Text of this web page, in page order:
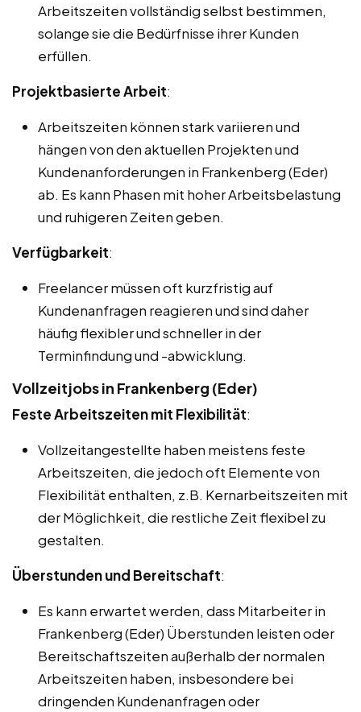
Arbeitszeiten vollständig selbst bestimmen,
solange sie die Bedürfnisse ihrer Kunden
erfüllen.
Projektbasierte Arbeit:
Arbeitszeiten können stark variieren und
hängen von den aktuellen Projekten und
Kundenanforderungen in Frankenberg (Eder)
ab. Es kann Phasen mit hoher Arbeitsbelastung
und ruhigeren Zeiten geben.
Verfügbarkeit:
Freelancer müssen oft kurzfristig auf
Kundenanfragen reagieren und sind daher
häufig flexibler und schneller in der
Terminfindung und -abwicklung.
Vollzeitjobs in Frankenberg (Eder)
Feste Arbeitszeiten mit Flexibilität:
Vollzeitangestellte haben meistens feste
Arbeitszeiten, die jedoch oft Elemente von
Flexibilität enthalten, z.B. Kernarbeitszeiten mit
der Möglichkeit, die restliche Zeit flexibel zu
gestalten.
Überstunden und Bereitschaft:
Es kann erwartet werden, dass Mitarbeiter in
Frankenberg (Eder) Überstunden leisten oder
Bereitschaftszeiten außerhalb der normalen
Arbeitszeiten haben, insbesondere bei
dringenden Kundenanfragen oder